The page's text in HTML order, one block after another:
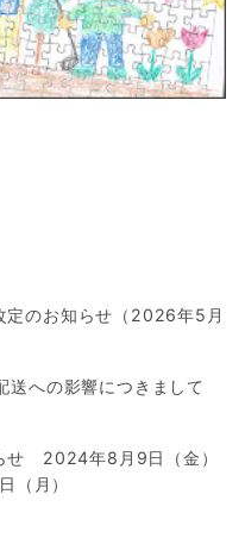
定のお知らせ（2026年5月
送への影響につきまして
せ 2024年8月9日（金）
（月）